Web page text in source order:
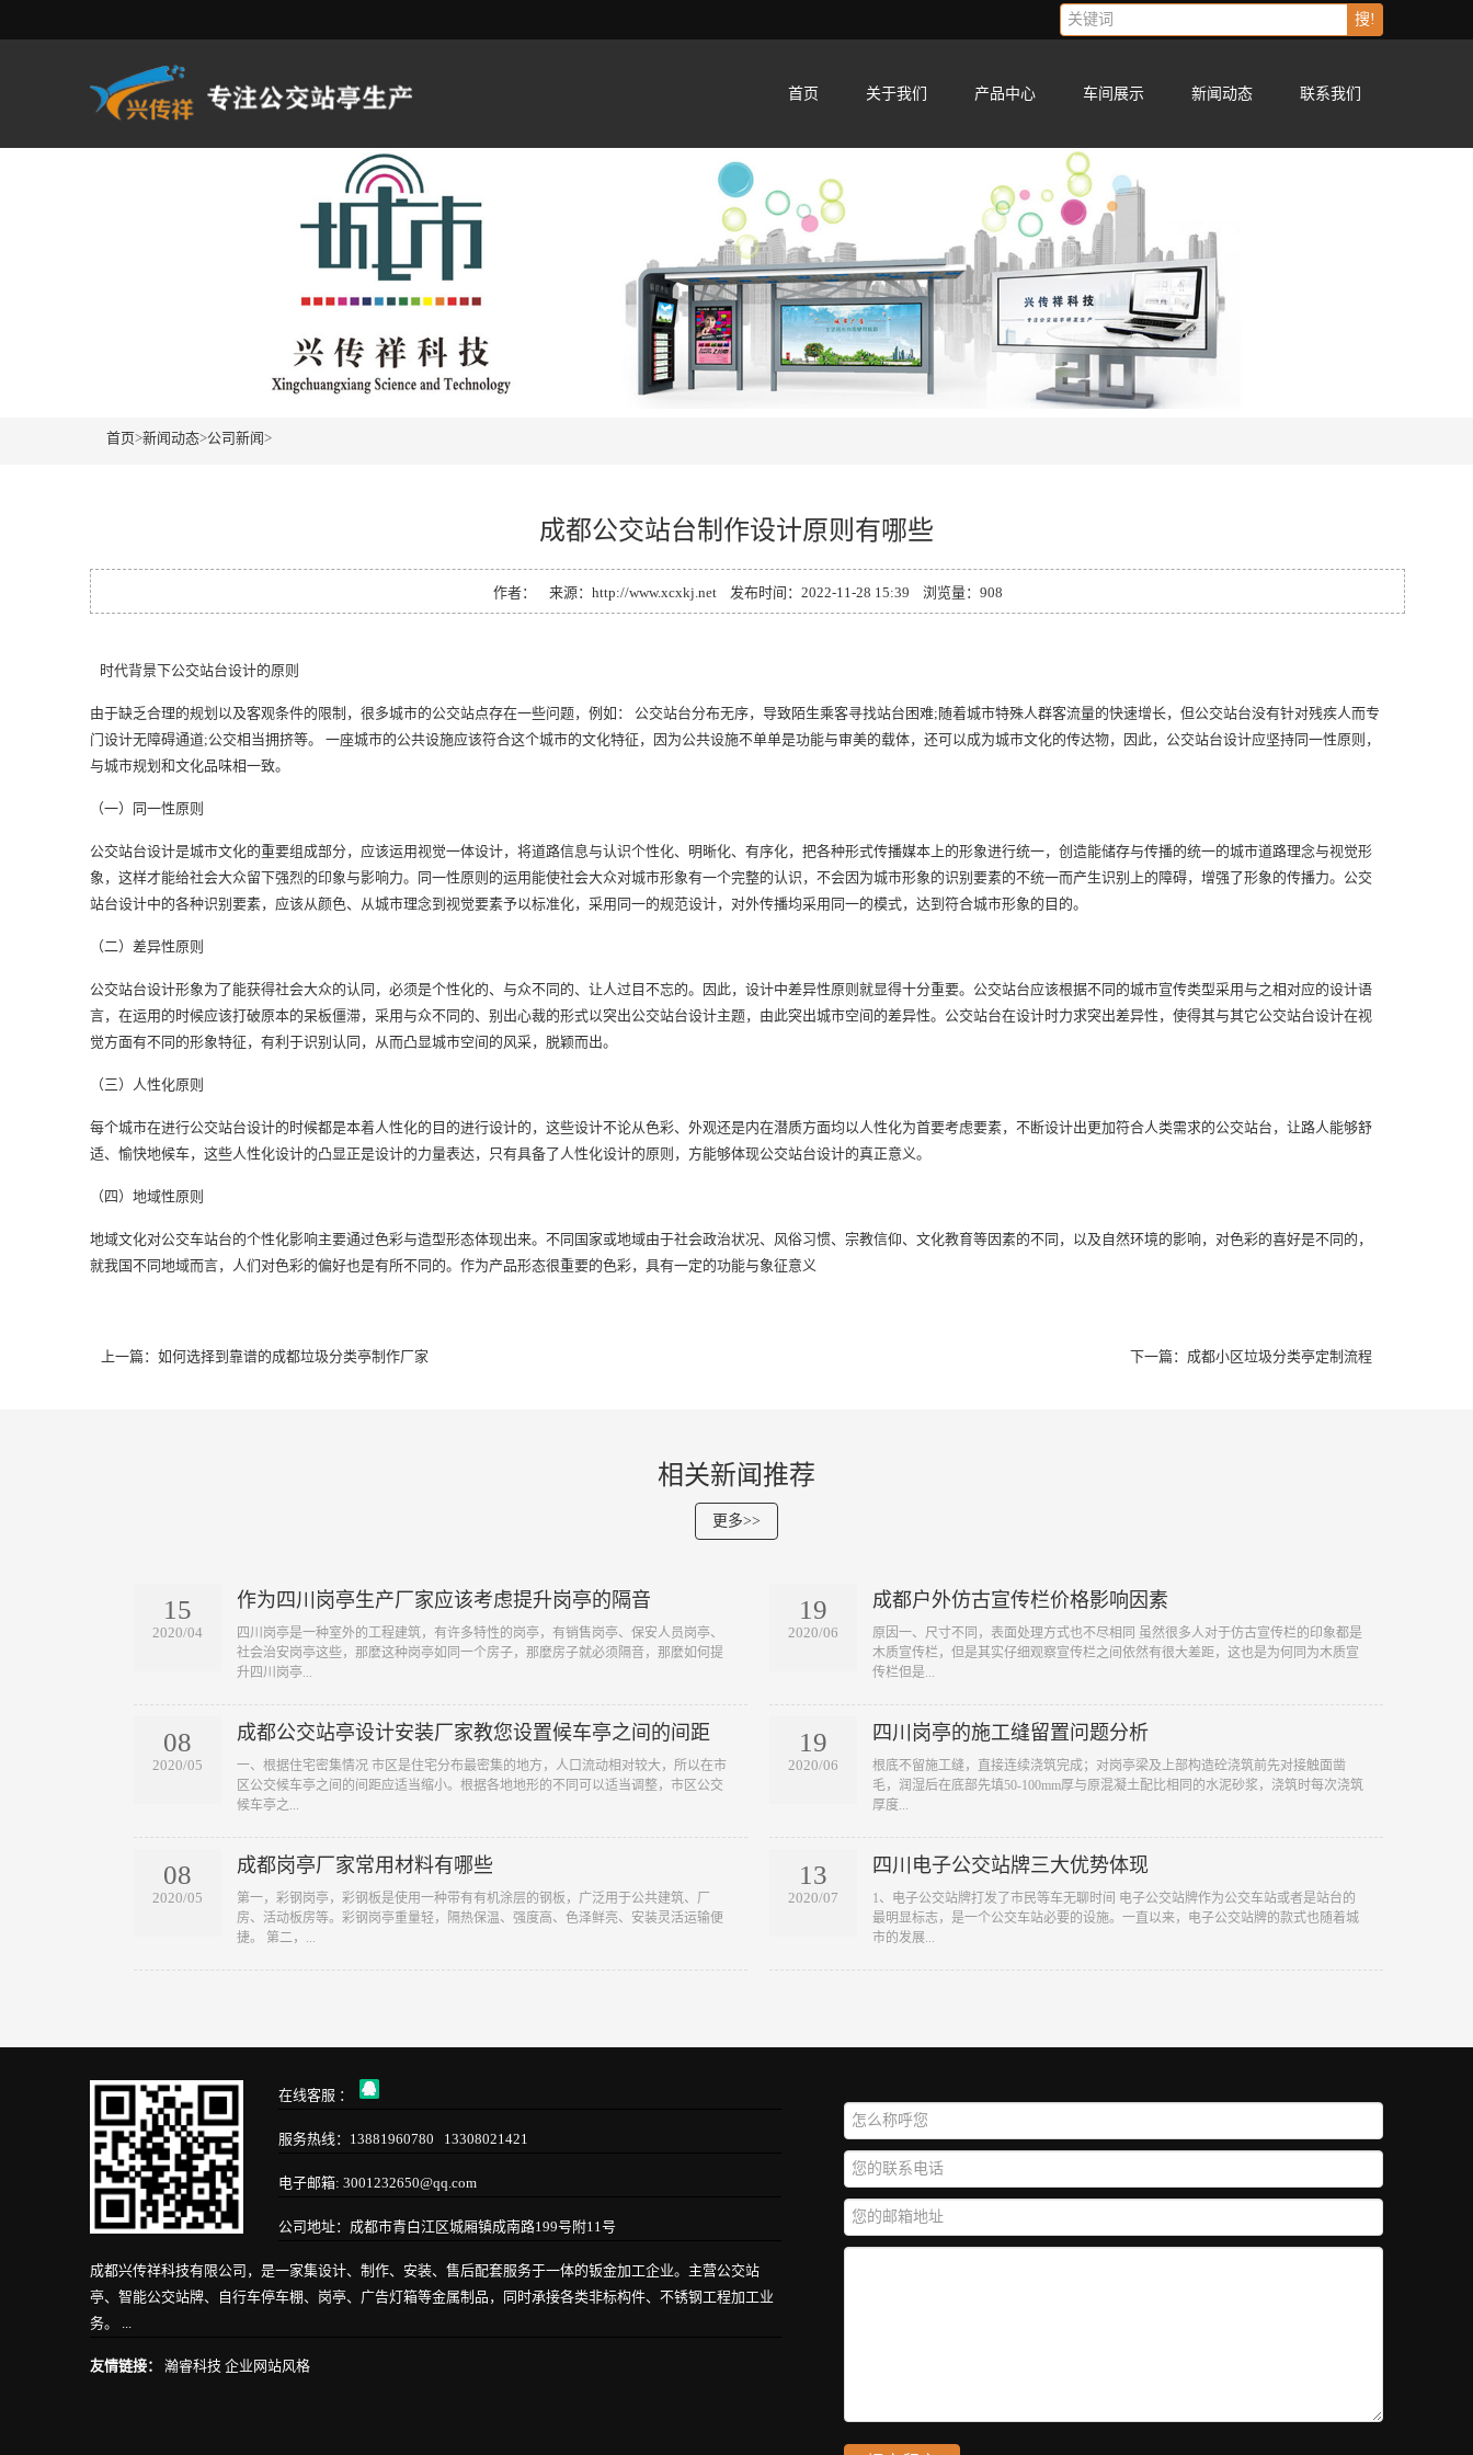
搜!
首页 关于我们 产品中心 车间展示 新闻动态 联系我们
首页>新闻动态>公司新闻>
成都公交站台制作设计原则有哪些
作者： 来源：http://www.xcxkj.net 发布时间：2022-11-28 15:39 浏览量：908
时代背景下公交站台设计的原则
由于缺乏合理的规划以及客观条件的限制，很多城市的公交站点存在一些问题，例如： 公交站台分布无序，导致陌生乘客寻找站台困难;随着城市特殊人群客流量的快速增长，但公交站台没有针对残疾人而专
门设计无障碍通道;公交相当拥挤等。 一座城市的公共设施应该符合这个城市的文化特征，因为公共设施不单单是功能与审美的载体，还可以成为城市文化的传达物，因此，公交站台设计应坚持同一性原则，
与城市规划和文化品味相一致。
（一）同一性原则
公交站台设计是城市文化的重要组成部分，应该运用视觉一体设计，将道路信息与认识个性化、明晰化、有序化，把各种形式传播媒本上的形象进行统一，创造能储存与传播的统一的城市道路理念与视觉形
象，这样才能给社会大众留下强烈的印象与影响力。同一性原则的运用能使社会大众对城市形象有一个完整的认识，不会因为城市形象的识别要素的不统一而产生识别上的障碍，增强了形象的传播力。公交
站台设计中的各种识别要素，应该从颜色、从城市理念到视觉要素予以标准化，采用同一的规范设计，对外传播均采用同一的模式，达到符合城市形象的目的。
（二）差异性原则
公交站台设计形象为了能获得社会大众的认同，必须是个性化的、与众不同的、让人过目不忘的。因此，设计中差异性原则就显得十分重要。公交站台应该根据不同的城市宣传类型采用与之相对应的设计语
言，在运用的时候应该打破原本的呆板僵滞，采用与众不同的、别出心裁的形式以突出公交站台设计主题，由此突出城市空间的差异性。公交站台在设计时力求突出差异性，使得其与其它公交站台设计在视
觉方面有不同的形象特征，有利于识别认同，从而凸显城市空间的风采，脱颖而出。
（三）人性化原则
每个城市在进行公交站台设计的时候都是本着人性化的目的进行设计的，这些设计不论从色彩、外观还是内在潜质方面均以人性化为首要考虑要素，不断设计出更加符合人类需求的公交站台，让路人能够舒
适、愉快地候车，这些人性化设计的凸显正是设计的力量表达，只有具备了人性化设计的原则，方能够体现公交站台设计的真正意义。
（四）地域性原则
地域文化对公交车站台的个性化影响主要通过色彩与造型形态体现出来。不同国家或地域由于社会政治状况、风俗习惯、宗教信仰、文化教育等因素的不同，以及自然环境的影响，对色彩的喜好是不同的，
就我国不同地域而言，人们对色彩的偏好也是有所不同的。作为产品形态很重要的色彩，具有一定的功能与象征意义
上一篇：如何选择到靠谱的成都垃圾分类亭制作厂家 下一篇：成都小区垃圾分类亭定制流程
相关新闻推荐
更多>>
15
2020/04
作为四川岗亭生产厂家应该考虑提升岗亭的隔音
四川岗亭是一种室外的工程建筑，有许多特性的岗亭，有销售岗亭、保安人员岗亭、
社会治安岗亭这些，那麼这种岗亭如同一个房子，那麼房子就必须隔音，那麼如何提
升四川岗亭...
08
2020/05
成都公交站亭设计安装厂家教您设置候车亭之间的间距
一、根据住宅密集情况 市区是住宅分布最密集的地方，人口流动相对较大，所以在市
区公交候车亭之间的间距应适当缩小。根据各地地形的不同可以适当调整，市区公交
候车亭之...
08
2020/05
成都岗亭厂家常用材料有哪些
第一，彩钢岗亭，彩钢板是使用一种带有有机涂层的钢板，广泛用于公共建筑、厂
房、活动板房等。彩钢岗亭重量轻，隔热保温、强度高、色泽鲜亮、安装灵活运输便
捷。 第二，...
19
2020/06
成都户外仿古宣传栏价格影响因素
原因一、尺寸不同，表面处理方式也不尽相同 虽然很多人对于仿古宣传栏的印象都是
木质宣传栏，但是其实仔细观察宣传栏之间依然有很大差距，这也是为何同为木质宣
传栏但是...
19
2020/06
四川岗亭的施工缝留置问题分析
根底不留施工缝，直接连续浇筑完成；对岗亭梁及上部构造砼浇筑前先对接触面凿
毛，润湿后在底部先填50-100mm厚与原混凝土配比相同的水泥砂浆，浇筑时每次浇筑
厚度...
13
2020/07
四川电子公交站牌三大优势体现
1、电子公交站牌打发了市民等车无聊时间 电子公交站牌作为公交车站或者是站台的
最明显标志，是一个公交车站必要的设施。一直以来，电子公交站牌的款式也随着城
市的发展...
在线客服 ：
服务热线：13881960780 13308021421
电子邮箱: 3001232650@qq.com
公司地址：成都市青白江区城厢镇成南路199号附11号
成都兴传祥科技有限公司，是一家集设计、制作、安装、售后配套服务于一体的钣金加工企业。主营公交站
亭、智能公交站牌、自行车停车棚、岗亭、广告灯箱等金属制品，同时承接各类非标构件、不锈钢工程加工业
务。 ...
友情链接： 瀚睿科技 企业网站风格